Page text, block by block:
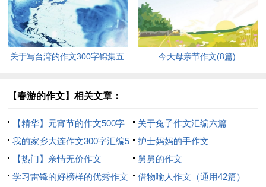
关于写台湾的作文300字锦集五
今天母亲节作文(8篇)
【春游的作文】相关文章：
【精华】元宵节的作文500字
汇总十篇
关于兔子作文汇编六篇
我的家乡大连作文300字汇编5
篇
护士妈妈的手作文
【热门】亲情无价作文
舅舅的作文
学习雷锋的好榜样的优秀作文
借物喻人作文（通用42篇）